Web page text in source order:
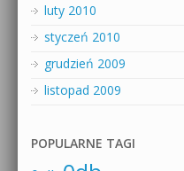
luty 2010
styczeń 2010
grudzień 2009
listopad 2009
POPULARNE TAGI